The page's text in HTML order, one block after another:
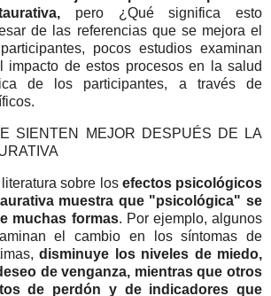
pero ¿Qué significa esto
de las referencias que se mejora el
pocos estudios examinan
impacto de estos procesos en la salud
de los participantes, a través de
SIENTEN MEJOR DESPUÉS DE LA
sobre losefectos psicológicos
muestra que "psicológica" se
muchas formas. Por ejemplo, algunos
el cambio en los síntomas de
disminuye los niveles de miedo,
de venganza, mientras que otros
de perdón y de indicadores que